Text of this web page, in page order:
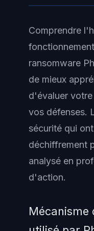
Comprendre
ransomware
de mieux
d'évaluer
vos défenses.
sécurité qui
déchiffrement
analysé en
d'action.
Mécanisme